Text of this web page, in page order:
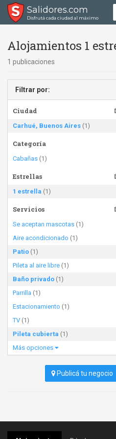
Salidores.com
Disfrutá cada ciudad al máximo
Alojamientos 1
1 publicaciones
Filtrar por:
Ciudad
Carhué, Buenos Aires (1)
Categoría
Cabañas (1)
Estrellas
1 estrella (1)
Servicios
Se aceptan mascotas (1)
Aire acondicionado (1)
Patio (1)
Pileta al aire libre (1)
Baño privado (1)
Parrilla (1)
Estacionamiento (1)
TV (1)
Pileta cubierta (1)
Más opciones
Publicá tu negocio